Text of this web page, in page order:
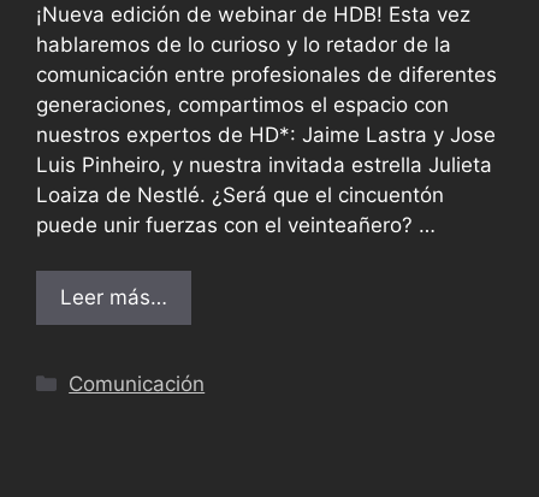
¡Nueva edición de webinar de HDB! Esta vez
hablaremos de lo curioso y lo retador de la
comunicación entre profesionales de diferentes
generaciones, compartimos el espacio con
nuestros expertos de HD*: Jaime Lastra y Jose
Luis Pinheiro, y nuestra invitada estrella Julieta
Loaiza de Nestlé. ¿Será que el cincuentón
puede unir fuerzas con el veinteañero? …
Leer más…
Comunicación